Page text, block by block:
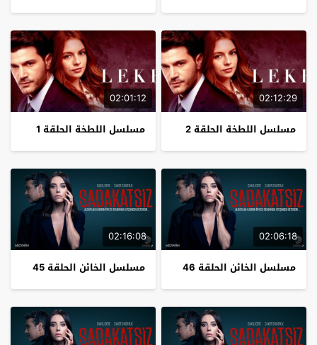
02:12:29
مسلسل اللطخة الحلقة 2
02:01:12
مسلسل اللطخة الحلقة 1
02:06:18
مسلسل الخائن الحلقة 46
02:16:08
مسلسل الخائن الحلقة 45